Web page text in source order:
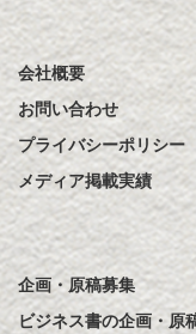
会社概要
お問い合わせ
プライバシーポリシー
メディア掲載実績
企画・原稿募集
ビジネス書の企画・原